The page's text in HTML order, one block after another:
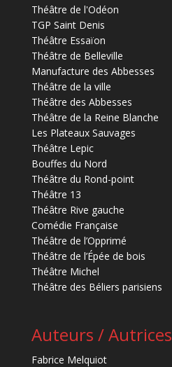
Théâtre de l'Odéon
TGP Saint Denis
Théâtre Essaïon
Théâtre de Belleville
Manufacture des Abbesses
Théâtre de la ville
Théâtre des Abbesses
Théâtre de la Reine Blanche
Les Plateaux Sauvages
Théâtre Lepic
Bouffes du Nord
Théâtre du Rond-point
Théâtre 13
Théâtre Rive gauche
Comédie Française
Théâtre de l’Opprimé
Théâtre de l’Épée de bois
Théâtre Michel
Théâtre des Béliers parisiens
Auteurs / Autrices
Fabrice Melquiot